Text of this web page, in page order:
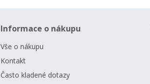
Informace o nákupu
Vše o nákupu
Kontakt
Často kladené dotazy